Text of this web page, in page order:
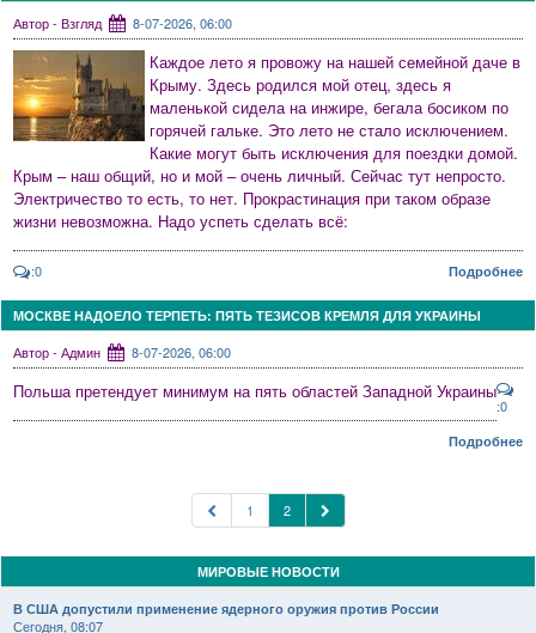
Автор - Взгляд 8-07-2026, 06:00
Каждое лето я провожу на нашей семейной даче в
Крыму. Здесь родился мой отец, здесь я
маленькой сидела на инжире, бегала босиком по
горячей гальке. Это лето не стало исключением.
Какие могут быть исключения для поездки домой.
Крым – наш общий, но и мой – очень личный. Сейчас тут непросто.
Электричество то есть, то нет. Прокрастинация при таком образе
жизни невозможна. Надо успеть сделать всё:
:0 Подробнее
МОСКВЕ НАДОЕЛО ТЕРПЕТЬ: ПЯТЬ ТЕЗИСОВ КРЕМЛЯ ДЛЯ УКРАИНЫ
Автор - Админ 8-07-2026, 06:00
Польша претендует минимум на пять областей Западной Украины
:0
Подробнее
1 2
МИРОВЫЕ НОВОСТИ
В США допустили применение ядерного оружия против России
Сегодня, 08:07